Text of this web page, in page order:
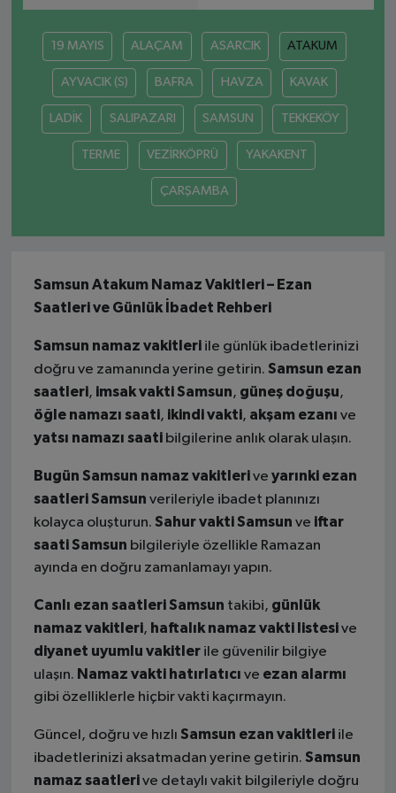
19 MAYIS ALAÇAM ASARCIK ATAKUM
AYVACIK (S) BAFRA HAVZA KAVAK
LADİK SALIPAZARI SAMSUN TEKKEKÖY
TERME VEZİRKÖPRÜ YAKAKENT
ÇARŞAMBA
Samsun Atakum Namaz Vakitleri – Ezan
Saatleri ve Günlük İbadet Rehberi
Samsun namaz vakitleri ile günlük ibadetlerinizi
doğru ve zamanında yerine getirin. Samsun ezan
saatleri, imsak vakti Samsun, güneş doğuşu,
öğle namazı saati, ikindi vakti, akşam ezanı ve
yatsı namazı saati bilgilerine anlık olarak ulaşın.
Bugün Samsun namaz vakitleriveyarınki ezan
saatleri Samsun verileriyle ibadet planınızı
kolayca oluşturun. Sahur vakti Samsun ve iftar
saati Samsun bilgileriyle özellikle Ramazan
ayında en doğru zamanlamayı yapın.
Canlı ezan saatleri Samsun takibi, günlük
namaz vakitleri, haftalık namaz vakti listesive
diyanet uyumlu vakitler ile güvenilir bilgiye
ulaşın. Namaz vakti hatırlatıcı ve ezan alarmı
gibi özelliklerle hiçbir vakti kaçırmayın.
Güncel, doğru ve hızlı Samsun ezan vakitleri ile
ibadetlerinizi aksatmadan yerine getirin. Samsun
namaz saatlerive detaylı vakit bilgileriyle doğru